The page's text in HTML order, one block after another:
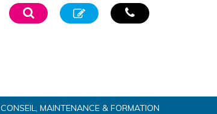
CONSEIL, MAINTENANCE & FORMATION